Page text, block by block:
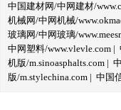
中国建材网/中网建材/
机械网/中网机械/
玻璃网/中网玻璃/
中网塑料/www.vlevle.com |
机版/m.sinoasphalts.com |
版/m.stylechina.com | 中国